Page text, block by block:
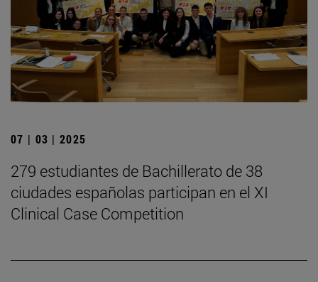
07 | 03 | 2025
279 estudiantes de Bachillerato de 38
ciudades españolas participan en el XI
Clinical Case Competition